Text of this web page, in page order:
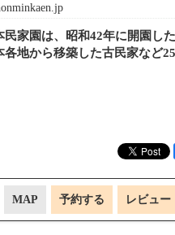
民家園は、昭和42年に開園し
各地から移築した古民家など
MAP 予約する レビュー